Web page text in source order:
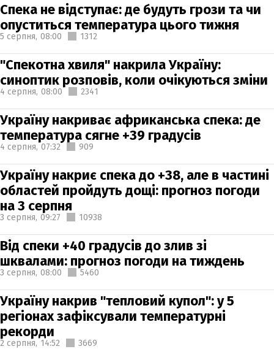
Спека не відступає: де будуть грози та чи
опуститься температура цього тижня
5 серпня, 08:00 1312
"Спекотна хвиля" накрила Україну:
синоптик розповів, коли очікуються зміни
4 серпня, 08:00 2341
Україну накриває африканська спека: де
температура сягне +39 градусів
4 серпня, 07:32 909
Україну накриє спека до +38, але в частині
областей пройдуть дощі: прогноз погоди
на 3 серпня
3 серпня, 09:27 10938
Від спеки +40 градусів до злив зі
шквалами: прогноз погоди на тиждень
3 серпня, 08:00 5460
Україну накрив "тепловий купол": у 5
регіонах зафіксували температурні
рекорди
2 серпня, 14:52 3669